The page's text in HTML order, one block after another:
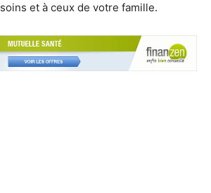
et à ceux de votre famille.